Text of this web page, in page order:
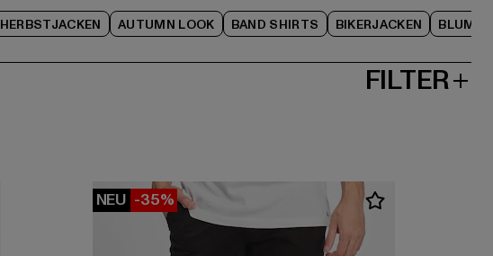
HERBSTJACKEN AUTUMN LOOK BAND SHIRTS BIKERJACKEN
FILTER
NEU -35%